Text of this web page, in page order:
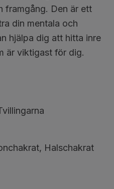
framgång. Den är ett
din mentala och
hjälpa dig att hitta inre
är viktigast för dig.
Halschakrat